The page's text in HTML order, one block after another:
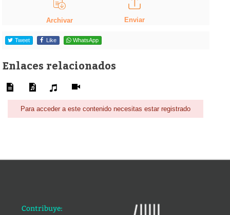
Archivar Enviar
Tweet Like WhatsApp
Enlaces relacionados
Para acceder a este contenido necesitas estar registrado
Contribuye: